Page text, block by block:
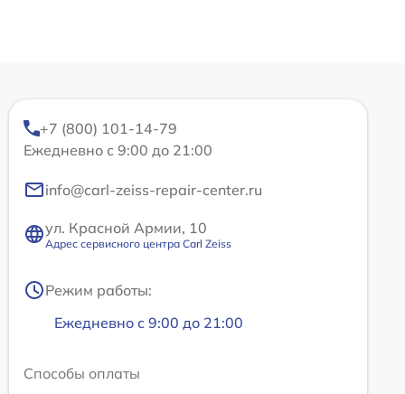
+7 (800) 101-14-79
Ежедневно с 9:00 до 21:00
info@carl-zeiss-repair-center.ru
ул. Красной Армии, 10
Адрес сервисного центра Carl Zeiss
Режим работы:
Ежедневно с 9:00 до 21:00
Способы оплаты